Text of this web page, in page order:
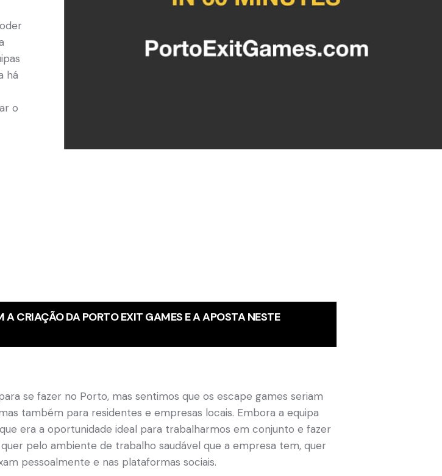
há
o
CRIAÇÃO DA PORTO EXIT GAMES E A APOSTA NESTE
se fazer no Porto, mas sentimos que os escape games seriam
também para residentes e empresas locais. Embora a equipa
era a oportunidade ideal para trabalharmos em conjunto e fazer
pelo ambiente de trabalho saudável que a empresa tem, quer
pessoalmente e nas plataformas sociais.